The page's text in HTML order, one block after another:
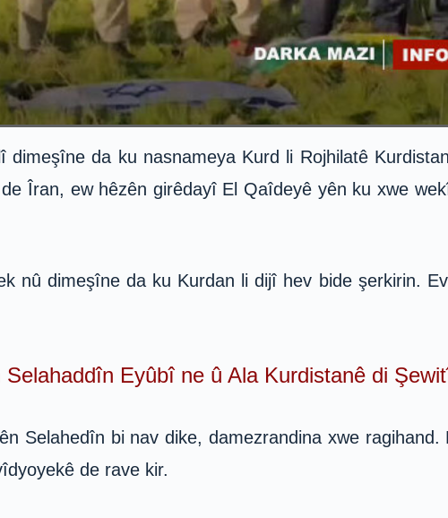
dimeşîne da ku nasnameya Kurd li Rojhilatê
Îran, ew hêzên girêdayî El Qaîdeyê yên ku xwe
nû dimeşîne da ku Kurdan li dijî hev bide şerkirin.
Eyûbî ne û Ala Kurdistanê di
Selahedîn bi nav dike, damezrandina xwe
de rave kir.